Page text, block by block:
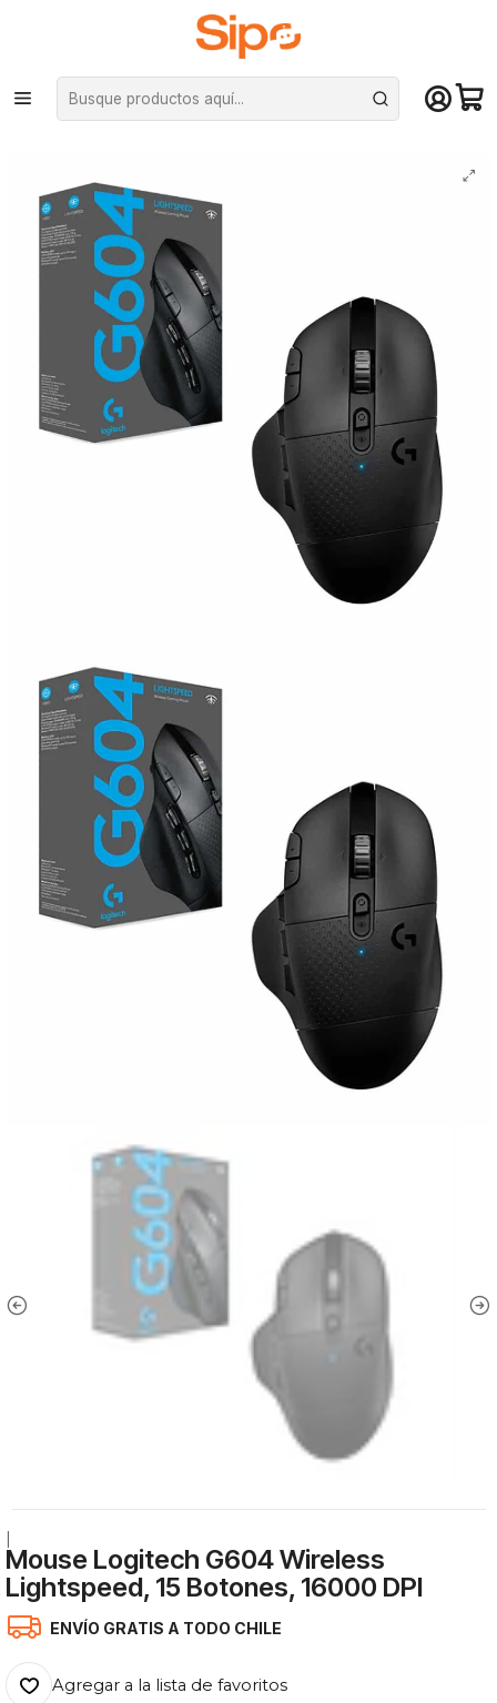
¡Compra hasta mediodía y recibe hoy! De lunes a sábado en el gran
Santiago. Envío gratis desde $29.990
Inicio Computación y Gamers Mouse
Mouse Logitech G604 Wireless Lightspeed, 15 Botones, 16000 DPI
Mouse Logitech G604 Wireless
Lightspeed, 15 Botones, 16000 DPI
ENVÍO GRATIS A TODO CHILE
Agregar a la lista de favoritos